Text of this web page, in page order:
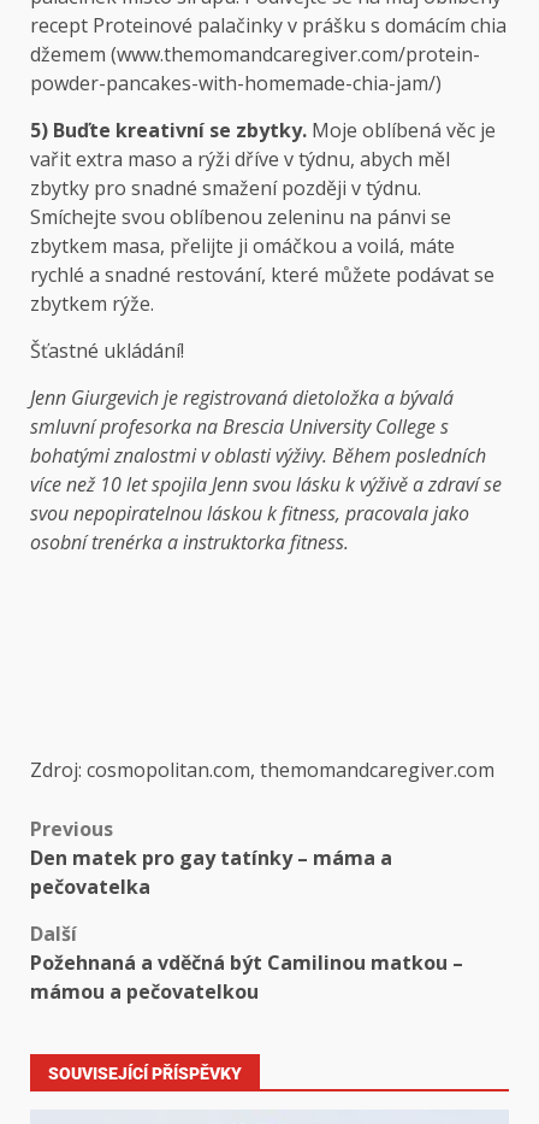
recept Proteinové palačinky v prášku s domácím chia
džemem (www.themomandcaregiver.com/protein-
powder-pancakes-with-homemade-chia-jam/)
5) Buďte kreativní se zbytky. Moje oblíbená věc je
vařit extra maso a rýži dříve v týdnu, abych měl
zbytky pro snadné smažení později v týdnu.
Smíchejte svou oblíbenou zeleninu na pánvi se
zbytkem masa, přelijte ji omáčkou a voilá, máte
rychlé a snadné restování, které můžete podávat se
zbytkem rýže.
Šťastné ukládání!
Jenn Giurgevich je registrovaná dietoložka a bývalá
smluvní profesorka na Brescia University College s
bohatými znalostmi v oblasti výživy. Během posledních
více než 10 let spojila Jenn svou lásku k výživě a zdraví se
svou nepopiratelnou láskou k fitness, pracovala jako
osobní trenérka a instruktorka fitness.
Zdroj: cosmopolitan.com, themomandcaregiver.com
Previous
Den matek pro gay tatínky – máma a
pečovatelka
Další
Požehnaná a vděčná být Camilinou matkou –
mámou a pečovatelkou
SOUVISEJÍCÍ PŘÍSPĚVKY